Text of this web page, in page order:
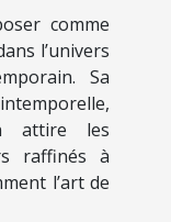
comme
l’univers
Sa
attire les
raffinés à
l’art de